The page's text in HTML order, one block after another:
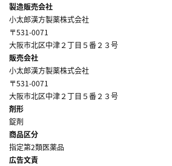
製造販売会社
小太郎漢方製薬株式会社
〒531-0071
大阪市北区中津２丁目５番２３号
販売会社
小太郎漢方製薬株式会社
〒531-0071
大阪市北区中津２丁目５番２３号
剤形
錠剤
商品区分
指定第2類医薬品
広告文責